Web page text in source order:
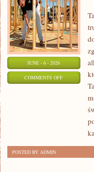
JUNE - 6 - 2026
COMMENTS OFFON
SZAMPANY
POSTED BY ADMIN